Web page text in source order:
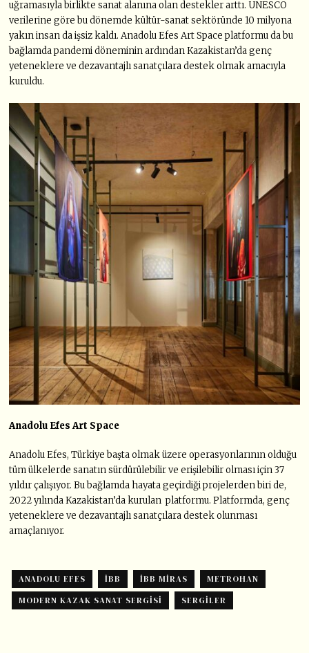
uğramasıyla birlikte sanat alanına olan destekler arttı. UNESCO
verilerine göre bu dönemde kültür-sanat sektöründe 10 milyona
yakın insan da işsiz kaldı. Anadolu Efes Art Space platformu da bu
bağlamda pandemi döneminin ardından Kazakistan’da genç
yeteneklere ve dezavantajlı sanatçılara destek olmak amacıyla
kuruldu.
Anadolu Efes Art Space
Anadolu Efes, Türkiye başta olmak üzere operasyonlarının olduğu
tüm ülkelerde sanatın sürdürülebilir ve erişilebilir olması için 37
yıldır çalışıyor. Bu bağlamda hayata geçirdiği projelerden biri de,
2022 yılında Kazakistan’da kurulan platformu. Platformda, genç
yeteneklere ve dezavantajlı sanatçılara destek olunması
amaçlanıyor.
ANADOLU EFES İBB İBB MIRAS
METROHAN
MODERN KAZAK SANAT SERGISI
SERGILER